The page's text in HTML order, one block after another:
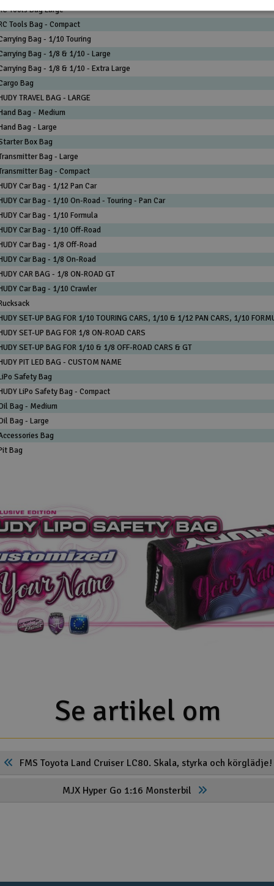
Tools Bag Large
Tools Bag - Compact
Bag - 1/10 Touring
Bag - 1/8 & 1/10 - Large
Bag - 1/8 & 1/10 - Extra Large
Bag
TRAVEL BAG - LARGE
Bag - Medium
Bag - Large
Box Bag
Bag - Large
Bag - Compact
Car Bag - 1/12 Pan Car
Car Bag - 1/10 On-Road - Touring - Pan Car
Car Bag - 1/10 Formula
Car Bag - 1/10 Off-Road
Car Bag - 1/8 Off-Road
Car Bag - 1/8 On-Road
CAR BAG - 1/8 ON-ROAD GT
Car Bag - 1/10 Crawler
SET-UP BAG FOR 1/10 TOURING CARS, 1/10 & 1/12 PAN CARS, 1/10
SET-UP BAG FOR 1/8 ON-ROAD CARS
SET-UP BAG FOR 1/10 & 1/8 OFF-ROAD CARS & GT
PIT LED BAG - CUSTOM NAME
Safety Bag
LiPo Safety Bag - Compact
Bag - Medium
Bag - Large
Bag
Bag
Se artikel om
FMS Toyota Land Cruiser LC80. Skala, styrka och körglädje!
MJX Hyper Go 1:16 Monsterbil